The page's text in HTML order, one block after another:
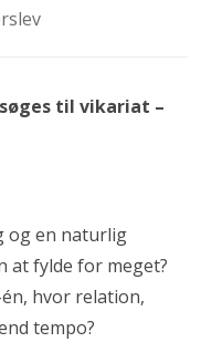
til vikariat –
og en naturlig
at fylde for meget?
hvor relation,
tempo?